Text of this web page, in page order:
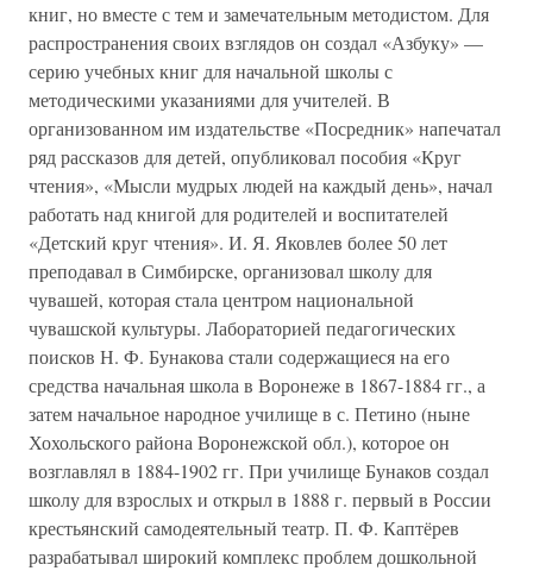
книг, но вместе с тем и замечательным методистом. Для
распространения своих взглядов он создал «Азбуку» —
серию учебных книг для начальной школы с
методическими указаниями для учителей. В
организованном им издательстве «Посредник» напечатал
ряд рассказов для детей, опубликовал пособия «Круг
чтения», «Мысли мудрых людей на каждый день», начал
работать над книгой для родителей и воспитателей
«Детский круг чтения». И. Я. Яковлев более 50 лет
преподавал в Симбирске, организовал школу для
чувашей, которая стала центром национальной
чувашской культуры. Лабораторией педагогических
поисков Н. Ф. Бунакова стали содержащиеся на его
средства начальная школа в Воронеже в 1867-1884 гг., а
затем начальное народное училище в с. Петино (ныне
Хохольского района Воронежской обл.), которое он
возглавлял в 1884-1902 гг. При училище Бунаков создал
школу для взрослых и открыл в 1888 г. первый в России
крестьянский самодеятельный театр. П. Ф. Каптёрев
разрабатывал широкий комплекс проблем дошкольной